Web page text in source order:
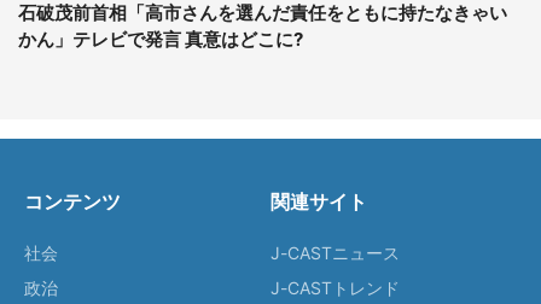
石破茂前首相「高市さんを選んだ責任をともに持たなきゃい
かん」テレビで発言 真意はどこに?
コンテンツ
社会
政治
関連サイト
J-CASTニュース
J-CASTトレンド